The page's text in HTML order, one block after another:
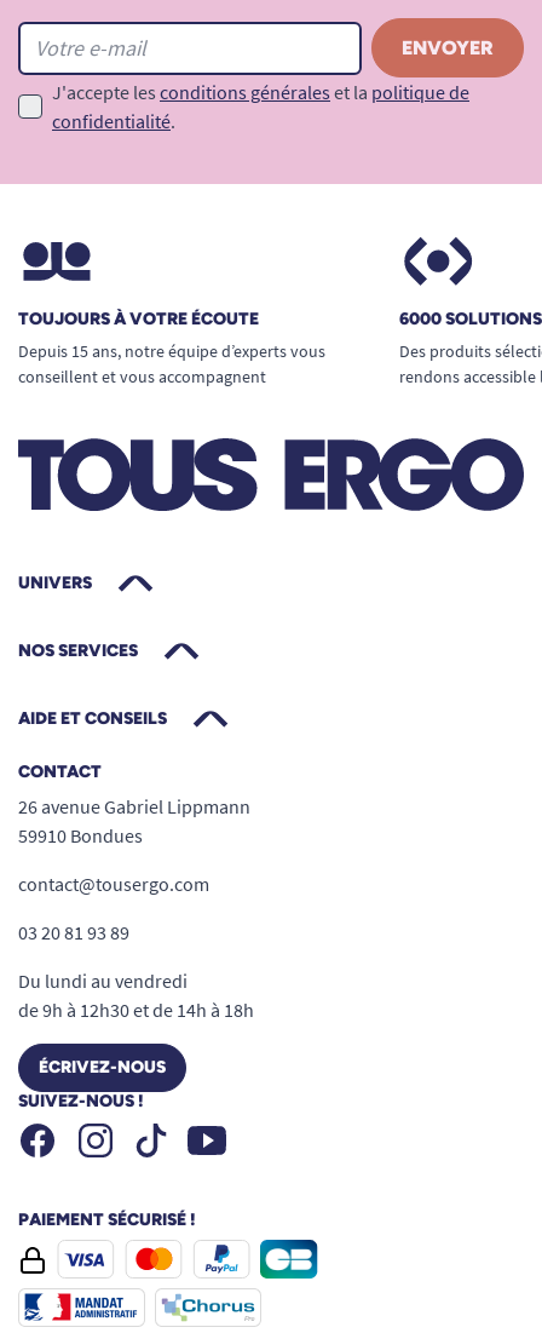
J'accepte les conditions générales et la politique de
confidentialité.
TOUJOURS À VOTRE ÉCOUTE
Depuis 15 ans, notre équipe d’experts vous
conseillent et vous accompagnent
6000
Des produits
rendons
UNIVERS
NOS SERVICES
AIDE ET CONSEILS
CONTACT
26 avenue Gabriel Lippmann
59910 Bondues
contact@tousergo.com
03 20 81 93 89
Du lundi au vendredi
de 9h à 12h30 et de 14h à 18h
ÉCRIVEZ-NOUS
SUIVEZ-NOUS !
FacebookInstagramTiktok Youtube
PAIEMENT SÉCURISÉ !